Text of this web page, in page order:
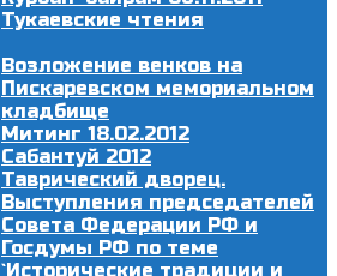
Тукаевские чтения
Возложение венков на
Пискаревском мемориальном
кладбище
Митинг 18.02.2012
Сабантуй 2012
Таврический дворец.
Выступления председателей
Совета Федерации РФ и
Госдумы РФ по теме
`Исторические традиции и